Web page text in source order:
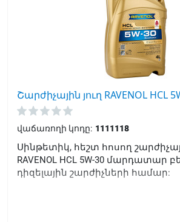
Շարժիչային յուղ RAVENOL HCL
վաճառողի կոդը: 1111118
Սինթետիկ, հեշտ հոսող
RAVENOL HCL 5W-30 մարդատար
դիզելային շարժիչների համար: